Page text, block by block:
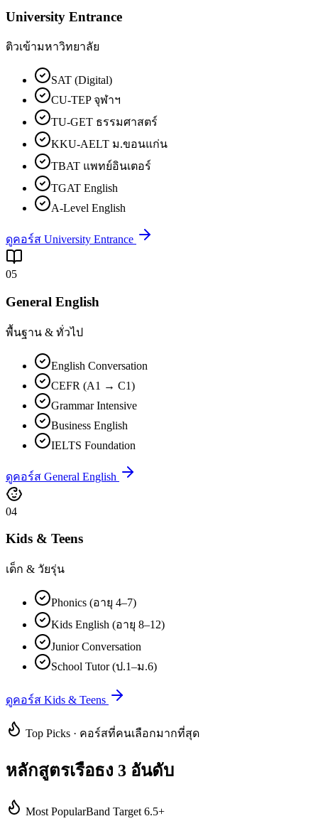
University Entrance
ติวเข้ามหาวิทยาลัย
SAT (Digital)
CU-TEP จุฬาฯ
TU-GET ธรรมศาสตร์
KKU-AELT ม.ขอนแก่น
TBAT แพทย์อินเตอร์
TGAT English
A-Level English
ดูคอร์ส University Entrance
05
General English
พื้นฐาน & ทั่วไป
English Conversation
CEFR (A1 → C1)
Grammar Intensive
Business English
IELTS Foundation
ดูคอร์ส General English
04
Kids & Teens
เด็ก & วัยรุ่น
Phonics (อายุ 4–7)
Kids English (อายุ 8–12)
Junior Conversation
School Tutor (ป.1–ม.6)
ดูคอร์ส Kids & Teens
Top Picks · คอร์สที่คนเลือกมากที่สุด
หลักสูตรเรือธง 3 อันดับ
Most PopularBand Target 6.5+